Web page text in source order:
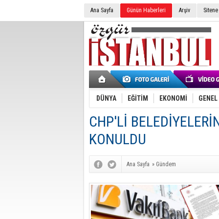
Ana Sayfa Günün Haberleri Arşiv
DÜNYA EĞİTİM EKONOMİ GENEL
CHP'Lİ
KONULDU
Ana Sayfa » Gündem